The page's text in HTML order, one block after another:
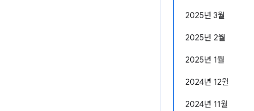
2025년 3월
2025년 2월
2025년 1월
2024년 12월
2024년 11월